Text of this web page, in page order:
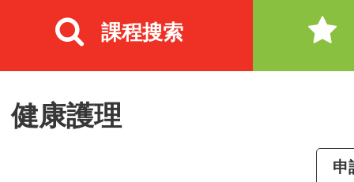
課程搜索
健康護理
申